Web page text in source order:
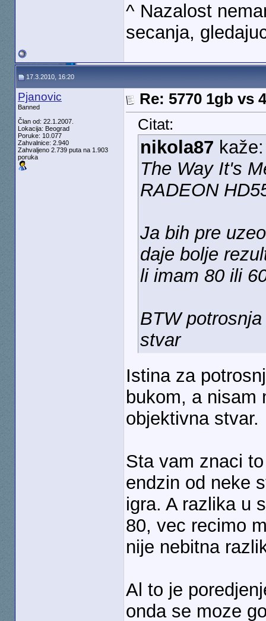
^ Nazalost
secanja,
17.3.2010, 16:20
Pjanovic
Banned
Član od: 22.1.2007.
Lokacija: Beograd
Poruke: 10.077
Zahvalnice: 2.940
Zahvaljeno 2.739 puta na 1.903
poruka
Re: 5770 1gb vs
Citat:
nikola87
The Way It's
RADEON
Ja bih pre
daje bolje
li imam 80 ili
BTW
stvar
Istina za
bukom, a nisam
objektivna stvar.
Sta vam znaci
endzin od neke
igra. A razlika u
80, vec recimo
nije nebitna
Al to je
onda se moze